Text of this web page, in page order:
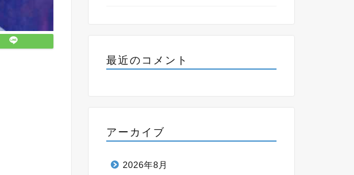
最近のコメント
アーカイブ
2026年8月